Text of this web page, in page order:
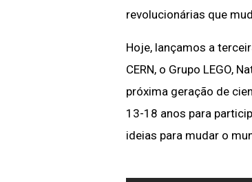
revolucionárias que
Hoje, lançamos a
CERN, o Grupo LEGO,
próxima geração de
13-18 anos para
ideias para mudar o